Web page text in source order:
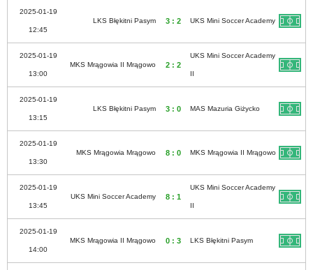
2025-01-19
12:45
LKS Błękitni Pasym 3 : 2 UKS Mini Soccer Academy
2025-01-19
13:00
MKS Mrągowia II Mrągowo 2 : 2
UKS Mini Soccer Academy
II
2025-01-19
13:15
LKS Błękitni Pasym 3 : 0 MAS Mazuria Giżycko
2025-01-19
13:30
MKS Mrągowia Mrągowo 8 : 0 MKS Mrągowia II Mrągowo
2025-01-19
13:45
UKS Mini Soccer Academy 8 : 1
UKS Mini Soccer Academy
II
2025-01-19
14:00
MKS Mrągowia II Mrągowo 0 : 3 LKS Błękitni Pasym